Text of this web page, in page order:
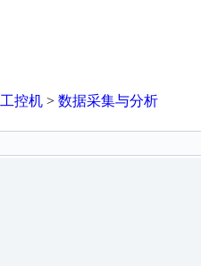
工控机 > 数据采集与分析